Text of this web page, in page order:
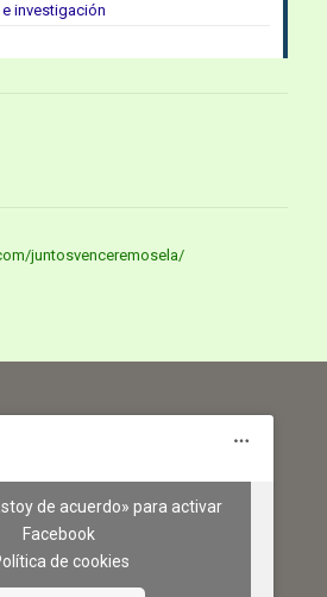
investigación
juntosvenceremosela/
de acuerdo» para activar
Facebook
de cookies